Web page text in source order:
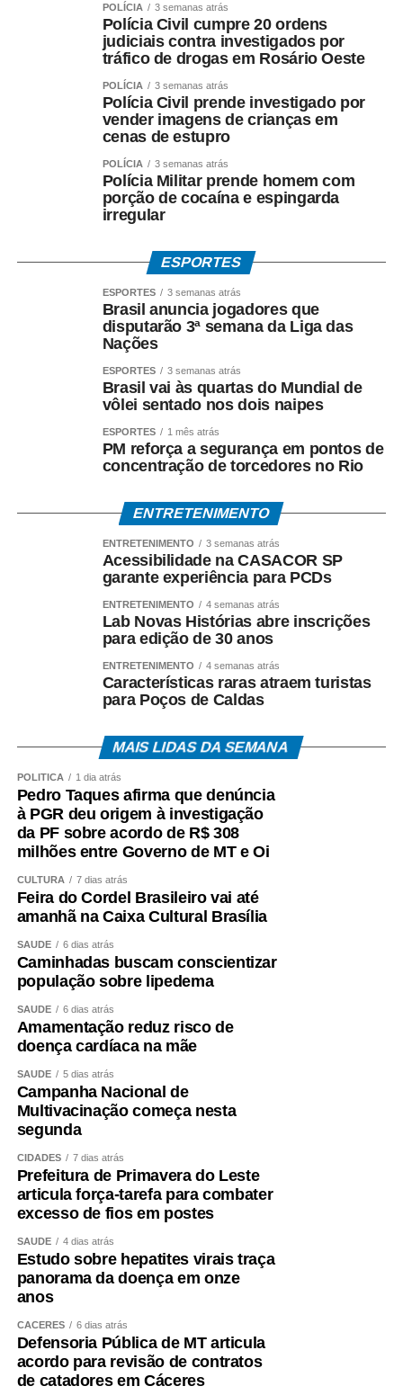
Supremo Tribunal Federal após manifestação da
Procuradoria-Geral da República.
*O que investiga a Polícia Federal*
A Operação Heritage apura se houve irregularidades na
negociação envolvendo recursos públicos destinados ao
acordo com a Oi.
Entre os crimes investigados estão: *organização
criminosa, peculato, lavagem de dinheiro, crimes contra o
Sistema Financeiro Nacional e uso de informação
Até o momento, a investigação segue em andamento e
não há condenação de qualquer investigado.
*O que diz Mauro Mendes*
Em manifestações públicas, o ex-governador afirma que
respaldo técnico e jurídico, e sustenta que a investigação
esclarecerá a regularidade dos atos praticados durante
ambiente de disputa política.
*Investigação continua*
A Polícia Federal prossegue com a coleta de provas e a
Operação Heritage.
e todos os investigados têm assegurados os direitos ao
contraditório, à ampla defesa e à presunção de inocência.
O *Espia News* continuará acompanhando o andamento
do caso e trará novas informações à medida que houver
manifestações oficiais das autoridades e das partes
envolvidas.
COMENTE ABAIXO:
WhatsApp
Facebook
Twitter
Messenger
LinkedIn
Share
POLÍCIA 3 semanas atrás
Polícia Civil cumpre 20 ordens
judiciais contra investigados por
tráfico de drogas em Rosário Oeste
POLÍCIA 3 semanas atrás
Polícia Civil prende investigado por
vender imagens de crianças em
cenas de estupro
POLÍCIA 3 semanas atrás
Polícia Militar prende homem com
porção de cocaína e espingarda
irregular
ESPORTES
ESPORTES 3 semanas atrás
Brasil anuncia jogadores que
disputarão 3ª semana da Liga das
Nações
ESPORTES 3 semanas atrás
Brasil vai às quartas do Mundial de
vôlei sentado nos dois naipes
ESPORTES 1 mês atrás
PM reforça a segurança em pontos de
concentração de torcedores no Rio
ENTRETENIMENTO
ENTRETENIMENTO 3 semanas atrás
Acessibilidade na CASACOR SP
garante experiência para PCDs
ENTRETENIMENTO 4 semanas atrás
Lab Novas Histórias abre inscrições
para edição de 30 anos
ENTRETENIMENTO 4 semanas atrás
Características raras atraem turistas
para Poços de Caldas
MAIS LIDAS DA SEMANA
POLÍTICA 1 dia atrás
Pedro Taques afirma que denúncia
à PGR deu origem à investigação
da PF sobre acordo de R$ 308
milhões entre Governo de MT e Oi
CULTURA 7 dias atrás
Feira do Cordel Brasileiro vai até
amanhã na Caixa Cultural Brasília
SAÚDE 6 dias atrás
Caminhadas buscam conscientizar
população sobre lipedema
SAÚDE 6 dias atrás
Amamentação reduz risco de
doença cardíaca na mãe
SAÚDE 5 dias atrás
Campanha Nacional de
Multivacinação começa nesta
segunda
CIDADES 7 dias atrás
Prefeitura de Primavera do Leste
articula força-tarefa para combater
excesso de fios em postes
SAÚDE 4 dias atrás
Estudo sobre hepatites virais traça
panorama da doença em onze
anos
CÁCERES 6 dias atrás
Defensoria Pública de MT articula
acordo para revisão de contratos
de catadores em Cáceres